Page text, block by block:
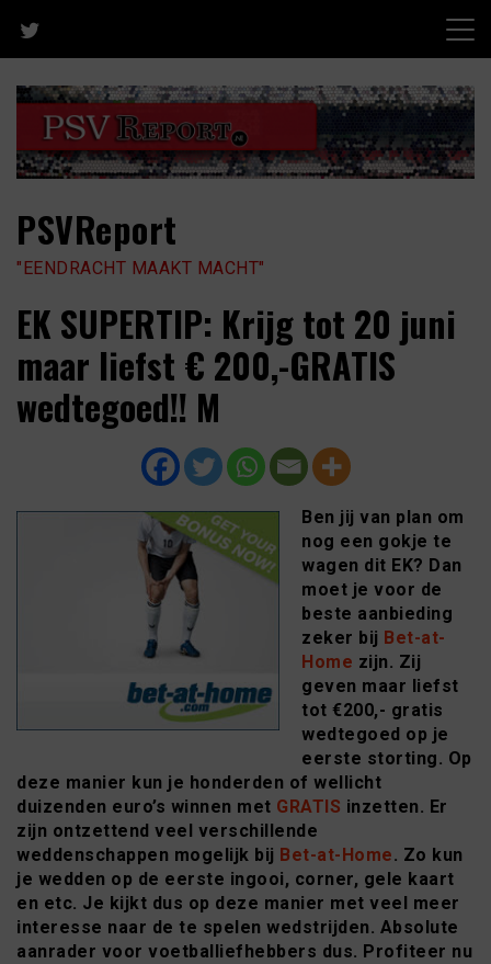
content
PSVReport
"EENDRACHT MAAKT MACHT"
EK SUPERTIP: Krijg tot 20 juni
maar liefst € 200,-GRATIS
wedtegoed!! M
Ben jij van plan om
nog een gokje te
wagen dit EK? Dan
moet je voor de
beste aanbieding
zeker bij Bet-at-
Home zijn. Zij
geven maar liefst
tot €200,- gratis
wedtegoed op je
eerste storting. Op
deze manier kun je honderden of wellicht
duizenden euro’s winnen met GRATIS inzetten. Er
zijn ontzettend veel verschillende
weddenschappen mogelijk bij Bet-at-Home. Zo kun
je wedden op de eerste ingooi, corner, gele kaart
en etc. Je kijkt dus op deze manier met veel meer
interesse naar de te spelen wedstrijden. Absolute
aanrader voor voetballiefhebbers dus. Profiteer nu